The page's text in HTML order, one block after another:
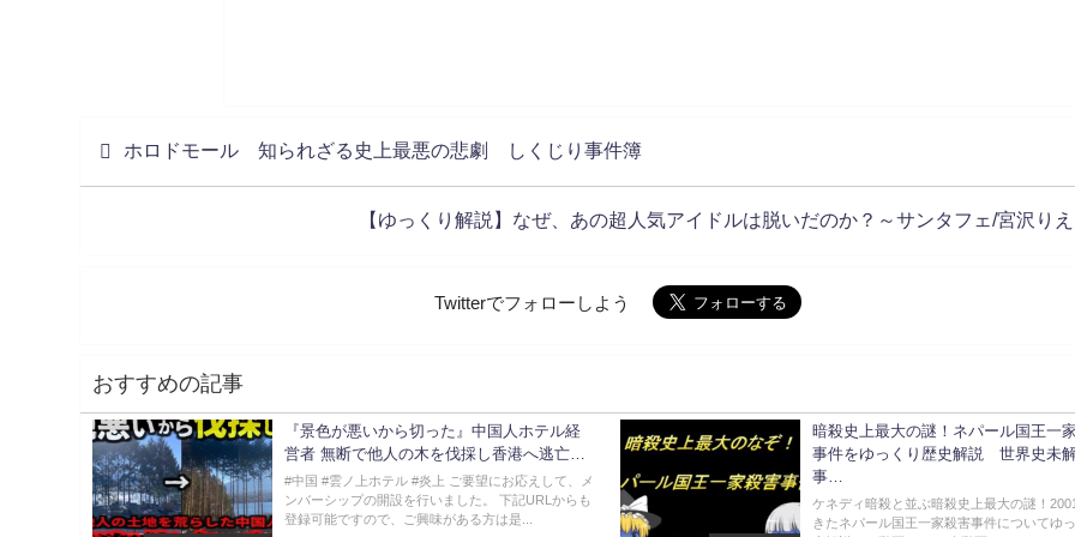
ホロドモール 知られざる史上最悪の悲劇 しくじり事件簿
【ゆっくり解説】なぜ、あの超人気アイドルは脱いだのか？～サンタフェ/宮沢りえ
Twitterでフォローしよう
おすすめの記事
『景色が悪いから切った』中国人ホテル経
営者 無断で他人の木を伐採し香港へ逃亡…
#中国 #雲ノ上ホテル #炎上 ご要望にお応えして、メ
ンバーシップの開設を行いました。 下記URLからも
登録可能ですので、ご興味がある方は是...
暗殺史上最大の謎！ネパール国王一
事件をゆっくり歴史解説 世界史未
事…
ケネディ暗殺と並ぶ暗殺史上最大の謎！
きたネパール国王一家殺害事件についてゆ